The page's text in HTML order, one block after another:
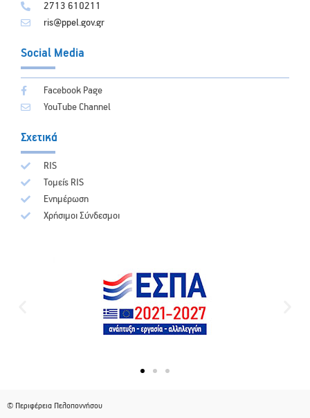
2713 610211
ris@ppel.gov.gr
Social Media
Facebook Page
YouTube Channel
Σχετικά
RIS
Τομείς RIS
Ενημέρωση
Χρήσιμοι Σύνδεσμοι
© Περιφέρεια Πελοποννήσου